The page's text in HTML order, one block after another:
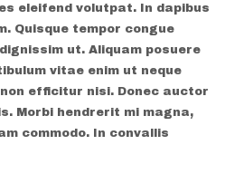
eleifend volutpat. In dapibus
Quisque tempor congue
ut. Aliquam posuere
vitae enim ut neque
efficitur nisi. Donec auctor
Morbi hendrerit mi magna,
commodo. In convallis